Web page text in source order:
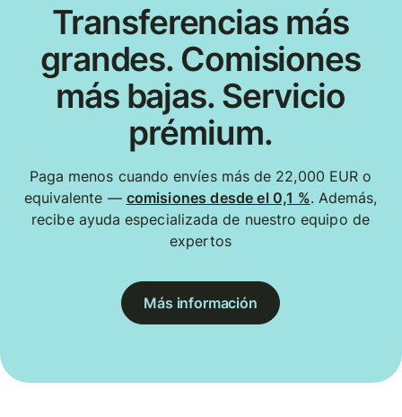
Transferencias más
grandes. Comisiones
más bajas. Servicio
prémium.
Paga menos cuando envíes más de 22,000 EUR o
equivalente — comisiones desde el 0,1 %. Además,
recibe ayuda especializada de nuestro equipo de
expertos
Más información